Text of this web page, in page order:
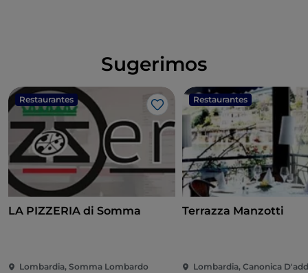
Sugerimos
Restaurantes
Me gusta
LA PIZZERIA di Somma
Lombardia, Somma Lombardo
Restaurantes
Terrazza Manzotti
Lombardia, Canonica